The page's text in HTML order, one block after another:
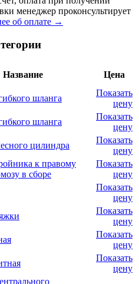
менеджер проконсультирует
об оплате →
Название Цена
шланга
Показать
цену
шланга
Показать
цену
цилиндра
Показать
цену
к правому
в сборе
Показать
цену
Показать
цену
Показать
цену
Показать
цену
Показать
цену